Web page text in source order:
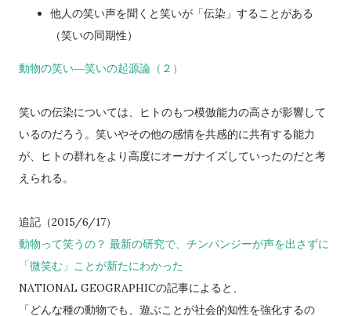
他人の笑い声を聞くと笑いが「伝染」することがある
（笑いの同期性）
動物の笑い―笑いの起源論（２）
笑いの伝染については、ヒトのもつ模倣能力の高さが影響して
いるのだろう。笑いやその他の感情を共感的に共有する能力
が、ヒトの群れをより高度にオーガナイズしていったのだと考
えられる。
追記（2015/6/17）
動物って笑うの？ 最新の研究で、チンパンジーが声を出さずに
「微笑む」ことが新たにわかった
NATIONAL GEOGRAPHICの記事によると、
「どんな種の動物でも、遊ぶことが社会的知性を強化するの